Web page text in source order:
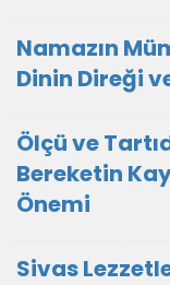
Namazın
Dinin Direği
Ölçü ve
Bereketin
Önemi
Sivas